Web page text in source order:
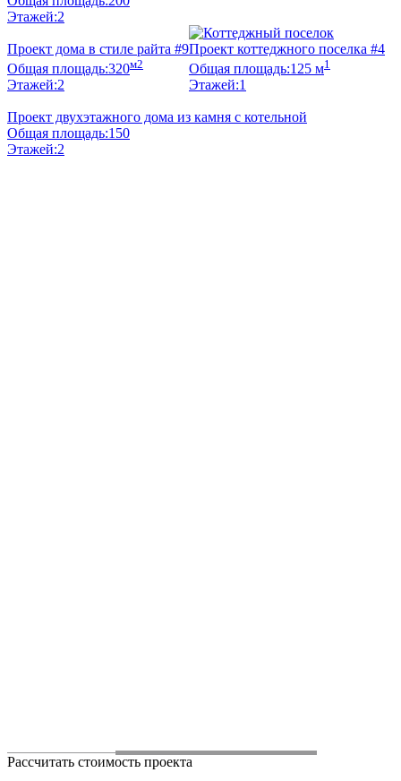
Этажей:2
Проект дома в стиле райта #9
Общая площадь:320м2
Этажей:2
Проект коттеджного поселка #4
Общая площадь:125 м1
Этажей:1
Проект двухэтажного дома из камня с котельной
Общая площадь:150
Этажей:2
Рассчитать стоимость проекта